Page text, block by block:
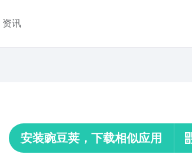
资讯
安装豌豆荚，下载相似应用